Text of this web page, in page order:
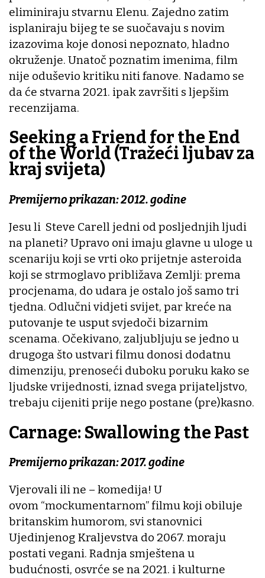
eliminiraju stvarnu Elenu. Zajedno zatim
isplaniraju bijeg te se suočavaju s novim
izazovima koje donosi nepoznato, hladno
okruženje. Unatoč poznatim imenima, film
nije oduševio kritiku niti fanove. Nadamo se
da će stvarna 2021. ipak završiti s ljepšim
recenzijama.
Seeking a Friend for the End
of the World (Tražeći ljubav za
kraj svijeta)
Premijerno prikazan: 2012. godine
Jesu li Steve Carell jedni od posljednjih ljudi
na planeti? Upravo oni imaju glavne u uloge u
scenariju koji se vrti oko prijetnje asteroida
koji se strmoglavo približava Zemlji: prema
procjenama, do udara je ostalo još samo tri
tjedna. Odlučni vidjeti svijet, par kreće na
putovanje te usput svjedoči bizarnim
scenama. Očekivano, zaljubljuju se jedno u
drugoga što ustvari filmu donosi dodatnu
dimenziju, prenoseći duboku poruku kako se
ljudske vrijednosti, iznad svega prijateljstvo,
trebaju cijeniti prije nego postane (pre)kasno.
Carnage: Swallowing the Past
Premijerno prikazan: 2017. godine
Vjerovali ili ne – komedija! U
ovom “mockumentarnom” filmu koji obiluje
britanskim humorom, svi stanovnici
Ujedinjenog Kraljevstva do 2067. moraju
postati vegani. Radnja smještena u
budućnosti, osvrće se na 2021. i kulturne